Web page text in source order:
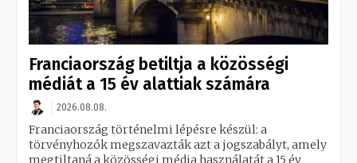
Franciaország betiltja a közösségi
médiát a 15 év alattiak számára
2026.08.08.
Franciaország történelmi lépésre készül: a
törvényhozók megszavazták azt a jogszabályt, amely